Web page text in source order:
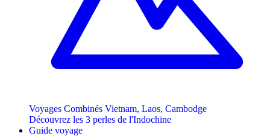
Voyages Combinés Vietnam, Laos, Cambodge
Découvrez les 3 perles de l'Indochine
Guide voyage